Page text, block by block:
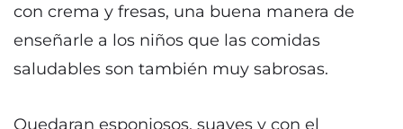
con crema y fresas, una buena manera de
enseñarle a los niños que las comidas
saludables son también muy sabrosas.
Quedaran esponjosos, suaves y con el